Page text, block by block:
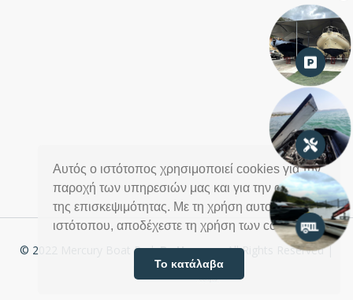
Αυτός ο ιστότοπος χρησιμοποιεί cookies για την
παροχή των υπηρεσιών μας και για την ανάλυση
της επισκεψιμότητας. Με τη χρήση αυτού του
ιστότοπου, αποδέχεστε τη χρήση των cookies.
Το κατάλαβα
© 2022 Mercury Boat ParkBy Hermes, All Rights Reserved |
Powered by
Πάρκινγκ
Service Σκαφών
Μεταφορά